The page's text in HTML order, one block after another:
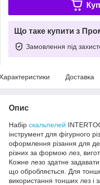
Що таке купити з
Замовлення під
Доставка
Опис
Набір скальпелей
інструмент для фігурного
оформлення різання для
різних за формою лез,
Кожне лезо здатне
що обробляється. Для
використання тонших лез і